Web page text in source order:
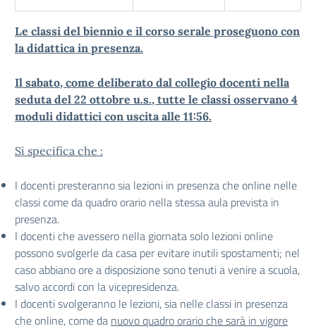
Le classi del biennio e il corso serale proseguono con
la didattica in presenza.
Il sabato, come deliberato dal collegio docenti nella
seduta del 22 ottobre u.s., tutte le classi osservano 4
moduli didattici con uscita alle 11:56.
Si specifica che :
I docenti presteranno sia lezioni in presenza che online nelle
classi come da quadro orario nella stessa aula prevista in
presenza.
I docenti che avessero nella giornata solo lezioni online
possono svolgerle da casa per evitare inutili spostamenti; nel
caso abbiano ore a disposizione sono tenuti a venire a scuola,
salvo accordi con la vicepresidenza.
I docenti svolgeranno le lezioni, sia nelle classi in presenza
che online, come da nuovo quadro orario che sarà in vigore